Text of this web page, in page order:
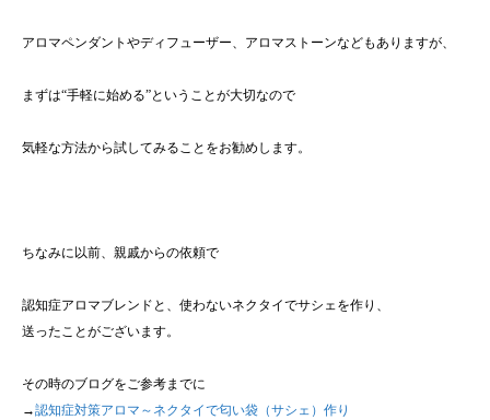
アロマペンダントやディフューザー、アロマストーンなどもありますが、
まずは“手軽に始める”ということが大切なので
気軽な方法から試してみることをお勧めします。
ちなみに以前、親戚からの依頼で
認知症アロマブレンドと、使わないネクタイでサシェを作り、
送ったことがございます。
その時のブログをご参考までに
→認知症対策アロマ～ネクタイで匂い袋（サシェ）作り